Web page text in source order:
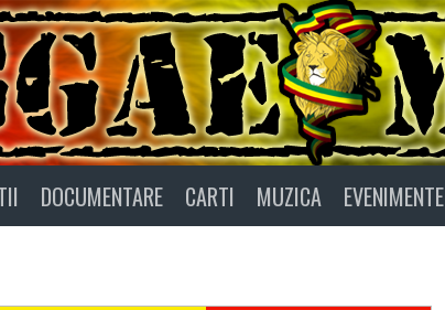
DOCUMENTARE CARTI MUZICA EVENIMENTE